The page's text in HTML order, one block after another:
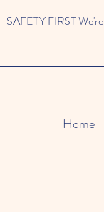
SAFETY FIRST
Home